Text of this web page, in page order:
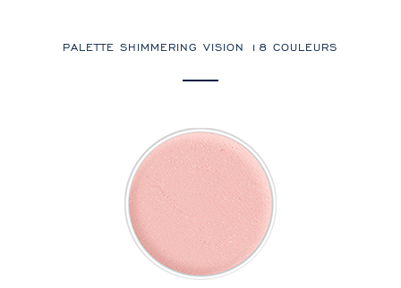
PALETTE SHIMMERING VISION 18 COULEURS